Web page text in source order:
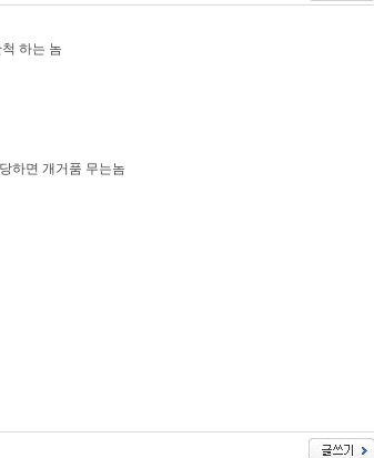
하는 놈
하면 개거품 무는놈